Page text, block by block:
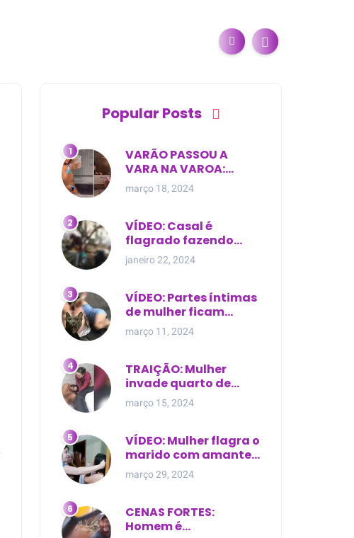
Popular Posts
VARÃO PASSOU A
VARA NA VAROA:
Esposa de pregador
evangélico descobre
extra-conjugal
março 18, 2024
VÍDEO: Casal é
flagrado fazendo
sexo dentro de
cemitério, em cima de
janeiro 22, 2024
VÍDEO: Partes íntimas
de mulher ficam
expostas durante
briga em Manaus
março 11, 2024
TRAIÇÃO: Mulher
invade quarto de
motel e encontra o
marido com outra na
março 15, 2024
VÍDEO: Mulher flagra o
marido com amante
dentro da própria
residência
março 29, 2024
CENAS FORTES:
Homem é